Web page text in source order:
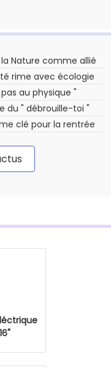
Nature comme allié
rime avec écologie
au physique "
du " débrouille-toi "
clé pour la rentrée